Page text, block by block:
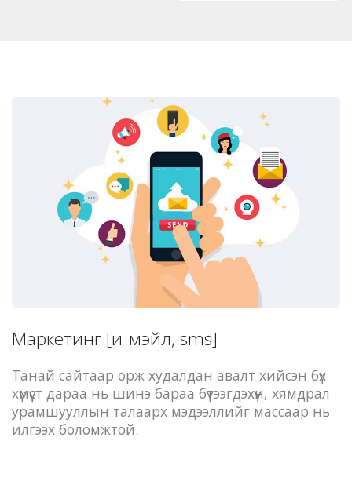
Маркетинг [и-мэйл, sms]
Танай сайтаар орж худалдан авалт хийсэн бүх
хүмүүст дараа нь шинэ бараа бүтээгдэхүүн, хямдрал
урамшууллын талаарх мэдээллийг массаар нь
илгээх боломжтой.